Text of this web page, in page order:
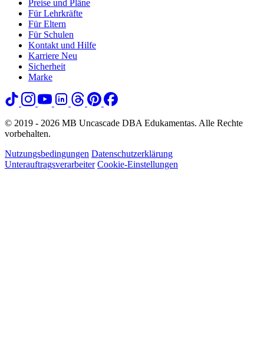
Preise und Pläne
Für Lehrkräfte
Für Eltern
Für Schulen
Kontakt und Hilfe
Karriere Neu
Sicherheit
Marke
© 2019 - 2026 MB Uncascade DBA Edukamentas. Alle Rechte
vorbehalten.
Nutzungsbedingungen Datenschutzerklärung
Unterauftragsverarbeiter Cookie-Einstellungen